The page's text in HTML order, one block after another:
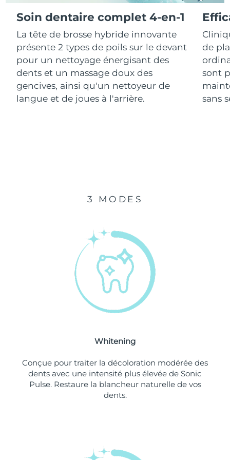
Soin dentaire complet 4-en-1
La tête de brosse hybride innovante
présente 2 types de poils sur le devant
pour un nettoyage énergisant des
dents et un massage doux des
gencives, ainsi qu'un nettoyeur de
langue et de joues à l'arrière.
de
sont
sans
3 MODES
Whitening
Conçue pour traiter la décoloration modérée des
dents avec une intensité plus élevée de Sonic
Pulse. Restaure la blancheur naturelle de vos
dents.
R.A.S. chinoise de
Macao
Malaisie Livraison estimée 8/12/26
Malte Livraison estimée 8/9/26
Mexique
Livraison estimée
Livraison estimée
Livraison estimée
Livraison estimée
Livraison estimée
La Réunion Livraison estimée8/14/26